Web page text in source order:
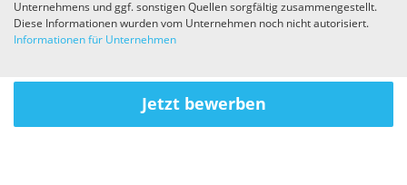
Unternehmens und ggf. sonstigen Quellen sorgfältig zusammengestellt.
Diese Informationen wurden vom Unternehmen noch nicht autorisiert.
Informationen für Unternehmen
Jetzt bewerben